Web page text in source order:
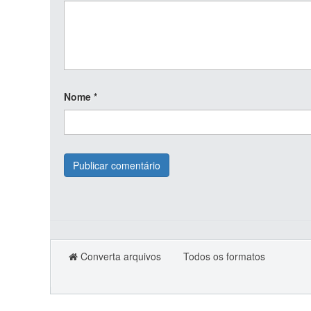
Nome *
Converta arquivos
Todos os formatos